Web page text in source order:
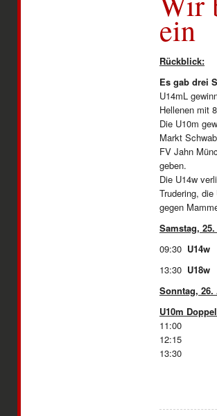
ein
Rückblick:
Es gab drei
U14mL
Hellenen mit
Die U10m
Markt
FV Jahn
geben.
Die U14w
Trudering,
gegen
Samstag,
09:30 U14w
13:30 U18w
Sonntag,
U10m
11:00 PAF
12:15 FS
13:30